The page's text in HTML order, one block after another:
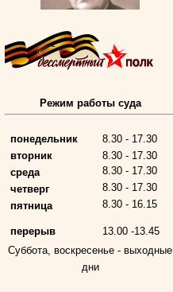
Алферьев Сергей Григорьевич
Участник Великой Отечественной войны
в период с 1954 по 1982 гг.
Режим работы суда
понедельник
8.30 - 17.30
вторник
8.30 - 17.30
среда
8.30 - 17.30
четверг
8.30 - 17.30
пятница
8.30 - 16.15
перерыв
13.00 -13.45
Суббота, воскресенье - выходные
дни